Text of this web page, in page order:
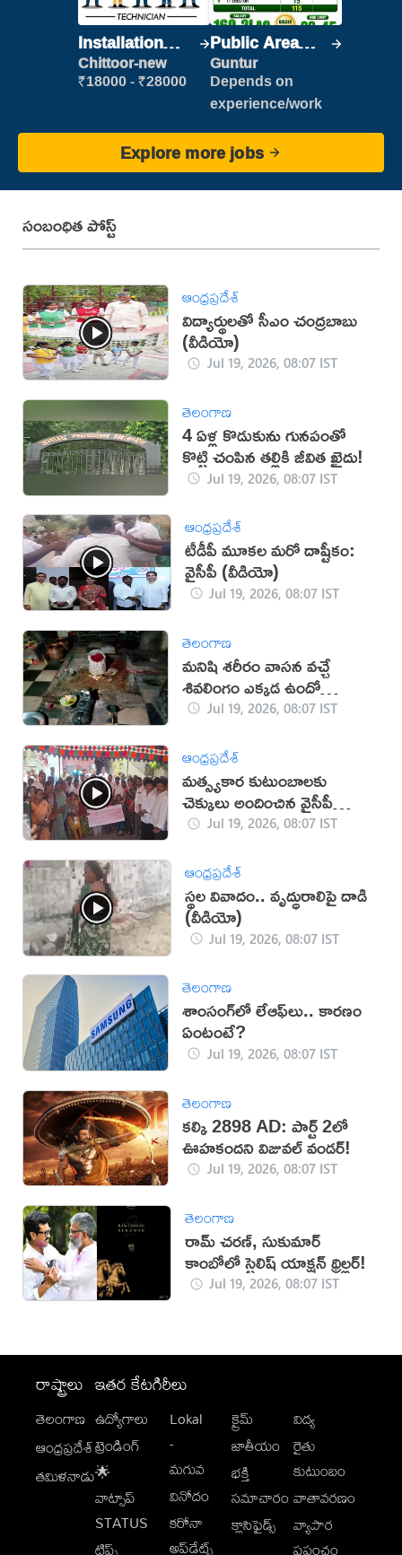
Installation
Engineer/
Helper
Chittoor-new
₹18000 - ₹28000
Public Area
Cleaner
Guntur
Depends on
experience/work
Explore more jobs
సంబంధిత పోస్ట్
ఆంధ్రప్రదేశ్
విద్యార్థులతో సీఎం చంద్రబాబు
(వీడియో)
Jul 19, 2026, 08:07 IST
తెలంగాణ
4 ఏళ్ల కొడుకును గునపంతో
కొట్టి చంపిన తల్లికి జీవిత ఖైదు!
Jul 19, 2026, 08:07 IST
ఆంధ్రప్రదేశ్
టీడీపీ మూకల మరో దాష్టీకం:
వైసీపీ (వీడియో)
Jul 19, 2026, 08:07 IST
తెలంగాణ
మనిషి శరీరం వాసన వచ్చే
శివలింగం ఎక్కడ ఉందో
తెలుసా?
Jul 19, 2026, 08:07 IST
ఆంధ్రప్రదేశ్
మత్స్యకార కుటుంబాలకు
చెక్కులు అందించిన వైసీపీ
(వీడియో)
Jul 19, 2026, 08:07 IST
ఆంధ్రప్రదేశ్
స్థల వివాదం.. వృద్ధురాలిపై దాడి
(వీడియో)
Jul 19, 2026, 08:07 IST
తెలంగాణ
శాంసంగ్‌లో లేఆఫ్‌లు.. కారణం
ఏంటంటే?
Jul 19, 2026, 08:07 IST
తెలంగాణ
కల్కి 2898 AD: పార్ట్ 2లో
ఊహకందని విజువల్ వండర్!
Jul 19, 2026, 08:07 IST
తెలంగాణ
రామ్ చరణ్, సుకుమార్
కాంబోలో స్టైలిష్ యాక్షన్ థ్రిల్లర్!
Jul 19, 2026, 08:07 IST
రాష్ట్రాలు
తెలంగాణ
ఆంధ్రప్రదేశ్
తమిళనాడు
ఇతర కేటగిరీలు
ఉద్యోగాలు
ట్రెండింగ్
🌟
వాట్సాప్
STATUS
Lokal
-
మగువ
వినోదం
కరోనా
అప్‌డేట్స్
క్రైమ్
జాతీయం
భక్తి
సమాచారం
క్లాసిఫైడ్స్
విద్య
రైతు
కుటుంబం
వాతావరణం
వ్యాపార